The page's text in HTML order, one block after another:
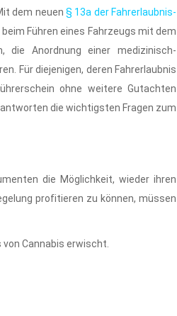
dem neuen § 13a der Fahrerlaubnis-
Führen eines Fahrzeugs mit dem
die Anordnung einer medizinisch-
Für diejenigen, deren Fahrerlaubnis
ohne weitere Gutachten
die wichtigsten Fragen zum
die Möglichkeit, wieder ihren
profitieren zu können, müssen
Cannabis erwischt.